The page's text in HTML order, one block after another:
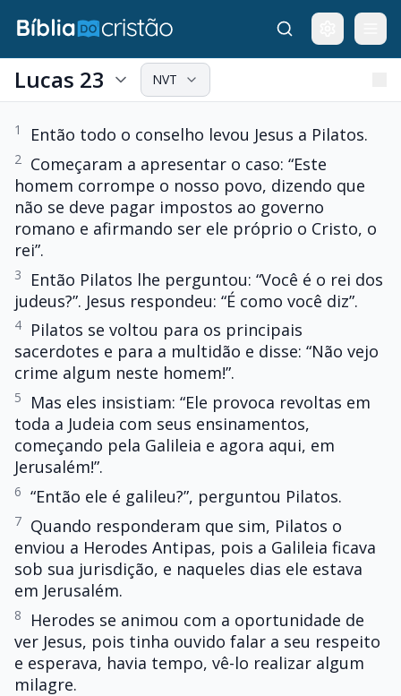
Lucas 23 NVT
1 Então todo o conselho levou Jesus a Pilatos.
2
Começaram a apresentar o caso: “Este
homem corrompe o nosso povo, dizendo que
não se deve pagar impostos ao governo
romano e afirmando ser ele próprio o Cristo, o
rei”.
3
Então Pilatos lhe perguntou: “Você é o rei dos
judeus?”. Jesus respondeu: “É como você diz”.
4
Pilatos se voltou para os principais
sacerdotes e para a multidão e disse: “Não vejo
crime algum neste homem!”.
5
Mas eles insistiam: “Ele provoca revoltas em
toda a Judeia com seus ensinamentos,
começando pela Galileia e agora aqui, em
Jerusalém!”.
6 “Então ele é galileu?”, perguntou Pilatos.
7 Quando responderam que sim, Pilatos o
enviou a Herodes Antipas, pois a Galileia ficava
sob sua jurisdição, e naqueles dias ele estava
em Jerusalém.
8
Herodes se animou com a oportunidade de
ver Jesus, pois tinha ouvido falar a seu respeito
e esperava, havia tempo, vê-lo realizar algum
milagre.